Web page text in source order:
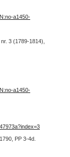
a1450-
3 (1789-1814),
a1450-
PP 3-4d.